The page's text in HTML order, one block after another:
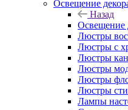
Освещение
Назад
Освещение
Люстры
Люстры с
Люстры
Люстры
Люстры
Люстры
Лампы